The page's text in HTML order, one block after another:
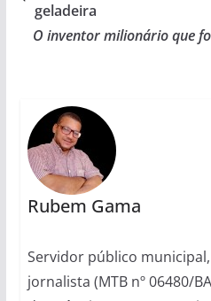
geladeira
O inventor milionário que
Rubem Gama
Servidor público
jornalista (MTB nº 06480/